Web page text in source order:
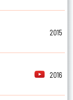
2015
2016